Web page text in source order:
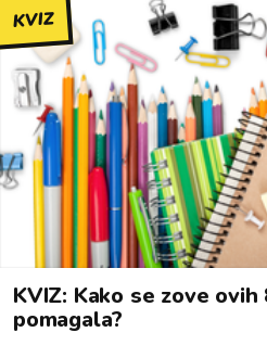
KVIZ
KVIZ: Kako se zove
pomagala?